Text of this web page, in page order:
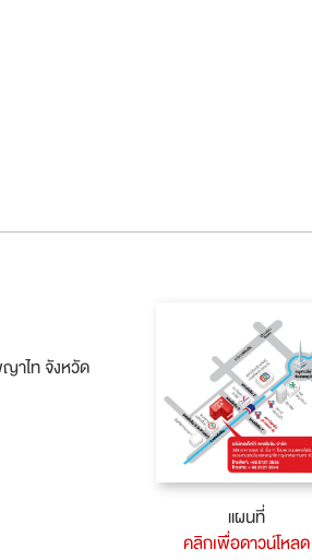
ญาไท จังหวัด
แผนที่
คลิกเพื่อดาวน์โหลด